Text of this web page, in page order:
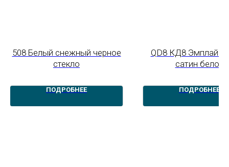
508 Белый снежный черное
стекло
ПОДРОБНЕЕ
QD8 КД8 Эмплай
сатин белое
ПОДРОБНЕЕ